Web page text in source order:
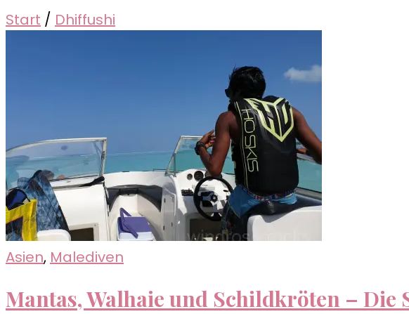
Start / Dhiffushi
Asien, Malediven
Mantas, Walhaie und Schildkröten – Die